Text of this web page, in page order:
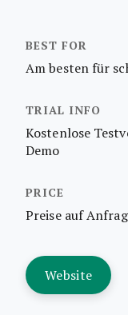
Am besten für
Kostenlose
Demo
Preise auf
Website